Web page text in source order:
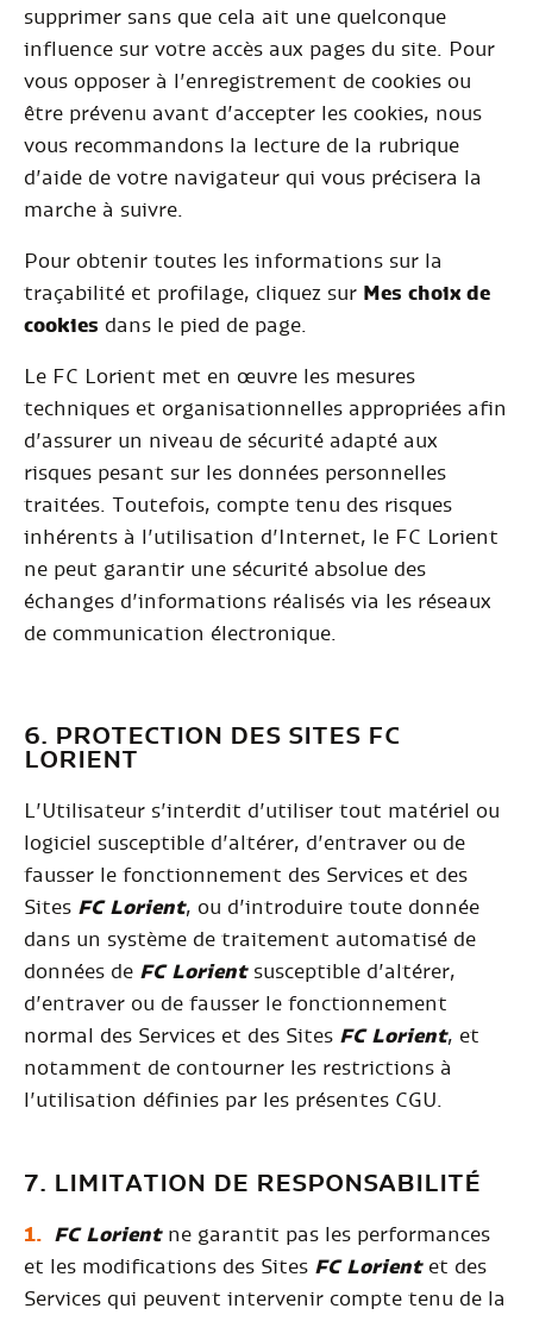
supprimer sans que cela ait une quelconque
influence sur votre accès aux pages du site. Pour
vous opposer à l’enregistrement de cookies ou
être prévenu avant d’accepter les cookies, nous
vous recommandons la lecture de la rubrique
d’aide de votre navigateur qui vous précisera la
marche à suivre.
Pour obtenir toutes les informations sur la
traçabilité et profilage, cliquez sur Mes choix de
cookies dans le pied de page.
Le FC Lorient met en œuvre les mesures
techniques et organisationnelles appropriées afin
d’assurer un niveau de sécurité adapté aux
risques pesant sur les données personnelles
traitées. Toutefois, compte tenu des risques
inhérents à l’utilisation d’Internet, le FC Lorient
ne peut garantir une sécurité absolue des
échanges d’informations réalisés via les réseaux
de communication électronique.
6. PROTECTION DES SITES FC
LORIENT
L’Utilisateur s’interdit d’utiliser tout matériel ou
logiciel susceptible d’altérer, d’entraver ou de
fausser le fonctionnement des Services et des
Sites FC Lorient, ou d’introduire toute donnée
dans un système de traitement automatisé de
données de FC Lorientsusceptible d’altérer,
d’entraver ou de fausser le fonctionnement
normal des Services et des Sites FC Lorient, et
notamment de contourner les restrictions à
l’utilisation définies par les présentes CGU.
7. LIMITATION DE RESPONSABILITÉ
FC Lorientne garantit pas les performances
et les modifications des Sites FC Lorientet des
Services qui peuvent intervenir compte tenu de la